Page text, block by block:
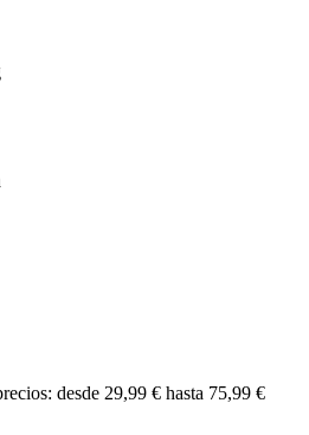
desde 29,99 € hasta 75,99 €